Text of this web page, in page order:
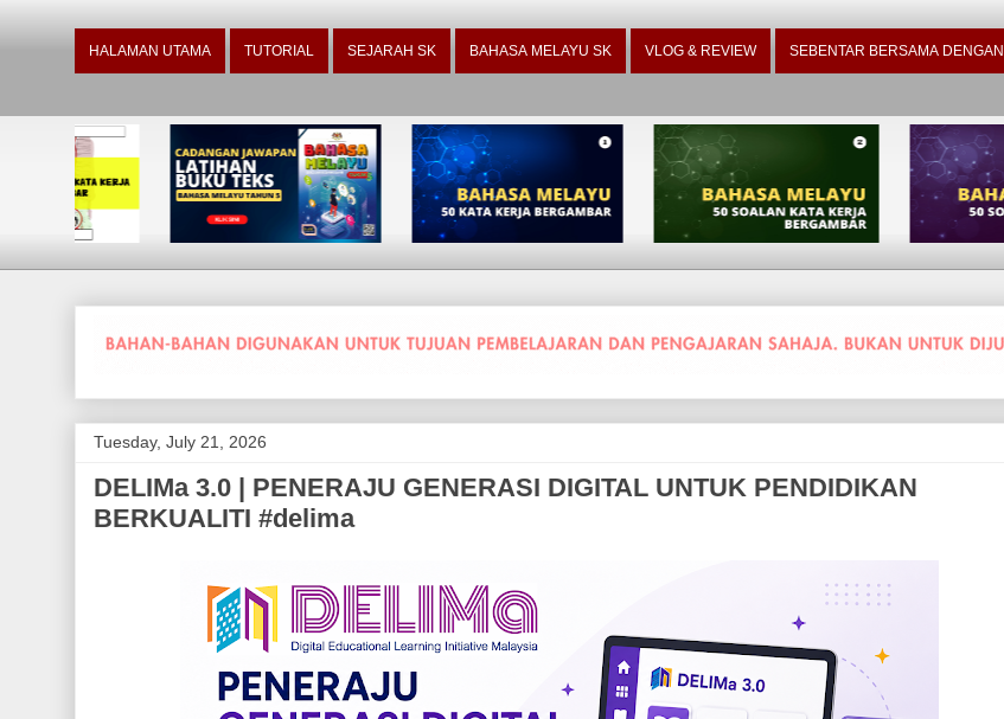
HALAMAN UTAMA TUTORIAL SEJARAH SK BAHASA MELAYU SK VLOG & REVIEW SEBENTAR BERSAMA DENGAN
Tuesday, July 21, 2026
DELIMa 3.0 | PENERAJU GENERASI DIGITAL UNTUK PENDIDIKAN
BERKUALITI #delima